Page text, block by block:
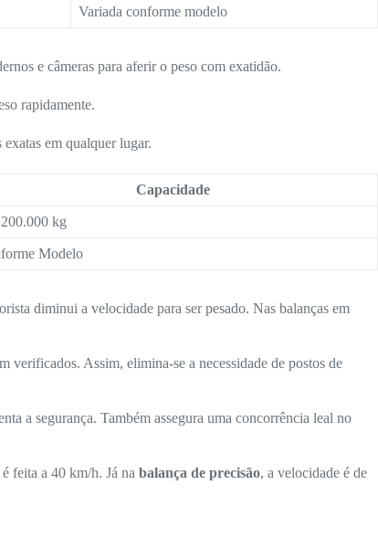
Variada conforme modelo
e câmeras para aferir o peso com exatidão.
rapidamente.
em qualquer lugar.
Capacidade
kg
Modelo
diminui a velocidade para ser pesado. Nas balanças em
verificados. Assim, elimina-se a necessidade de postos de
a segurança. Também assegura uma concorrência leal no
feita a 40 km/h. Já na balança de precisão, a velocidade é de